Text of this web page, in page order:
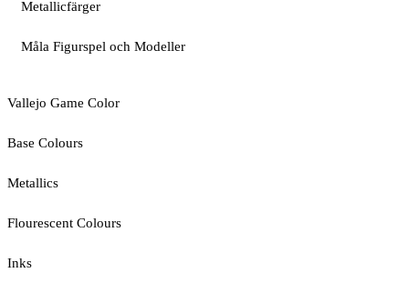
Metallicfärger
Måla Figurspel och Modeller
Vallejo Game Color
Base Colours
Metallics
Flourescent Colours
Inks